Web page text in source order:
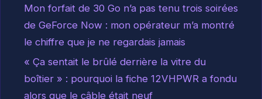
Mon forfait de 30 Go n’a pas tenu trois soirées
de GeForce Now : mon opérateur m’a montré
le chiffre que je ne regardais jamais
« Ça sentait le brûlé derrière la vitre du
boîtier » : pourquoi la fiche 12VHPWR a fondu
alors que le câble était neuf